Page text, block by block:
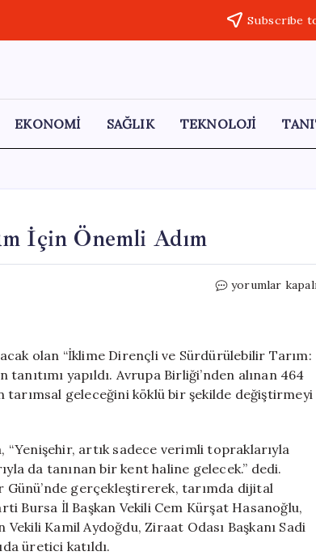
Subscribe
EKONOMİ SAĞLIK TEKNOLOJİ
İçin Önemli Adım
Yenişehir’de
İçin
Önemli
Adım
için
yorumlar
olan “İklime Dirençli ve Sürdürülebilir Tarım:
yapıldı. Avrupa Birliği’nden alınan 464
geleceğini köklü bir şekilde değiştirmeyi
“Yenişehir, artık sadece verimli topraklarıyla
da tanınan bir kent haline gelecek.” dedi.
Günü’nde gerçekleştirerek, tarımda dijital
Bursa İl Başkan Vekili Cem Kürşat Hasanoğlu,
Kamil Aydoğdu, Ziraat Odası Başkanı Sadi
üretici katıldı.